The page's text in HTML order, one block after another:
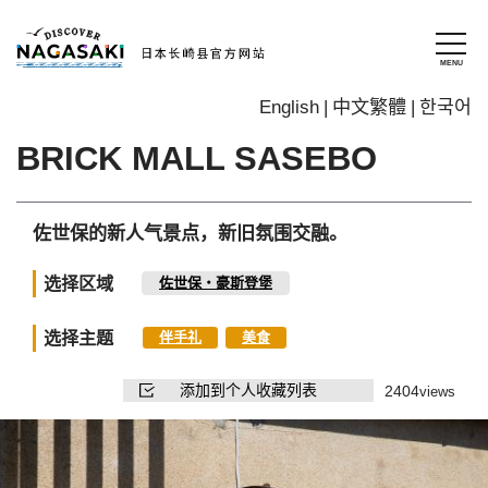
English 中文繁體 한국어
BRICK MALL SASEBO
佐世保的新人气景点，新旧氛围交融。
选择区域 佐世保・豪斯登堡
选择主题 伴手礼 美食
添加到个人收藏列表 2404views